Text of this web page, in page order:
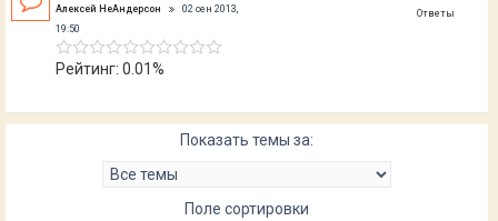
Алексей НеАндерсон
02 сен 2013,
19:50
Рейтинг: 0.01%
Ответы
Показать темы за:
Поле сортировки